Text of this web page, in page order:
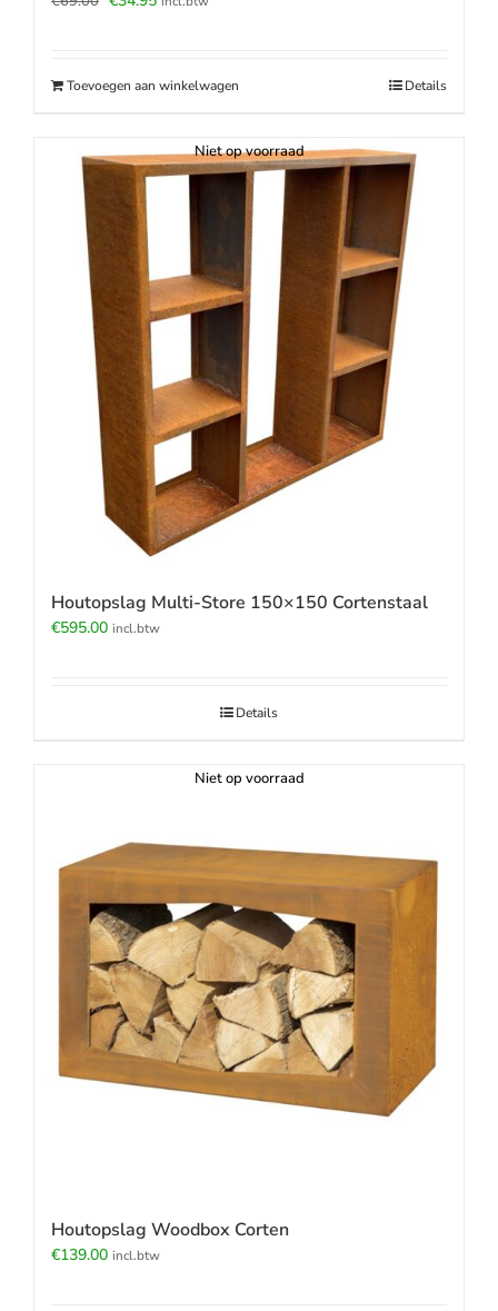
Toevoegen aan winkelwagen Details
Niet op voorraad
Houtopslag Multi-Store 150×150 Cortenstaal
€595.00 incl.btw
Details
Niet op voorraad
Houtopslag Woodbox Corten
€139.00 incl.btw